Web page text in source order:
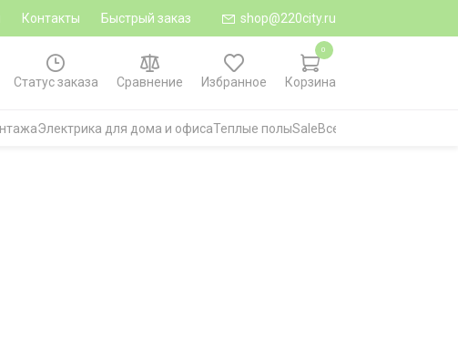
Контакты Быстрый заказ shop@220city.ru
Статус заказа Сравнение Избранное Корзина
0
Электрика для дома и офисаТеплые полыSaleВсе категории